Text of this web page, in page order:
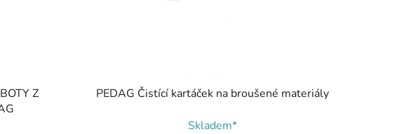
Z
PEDAG Čistící kartáček na broušené materiály
Skladem*